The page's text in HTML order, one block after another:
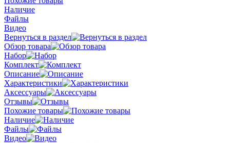
Наличие
Файлы
Видео
Вернуться в раздел
Обзор товара
Набор
Комплект
Описание
Характеристики
Аксессуары
Отзывы
Похожие товары
Наличие
Файлы
Видео